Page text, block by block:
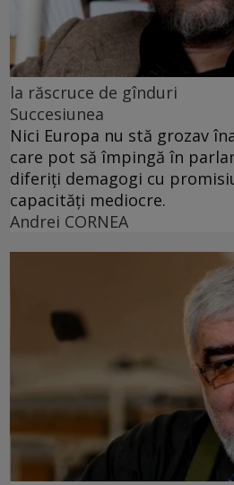
la răscruce de gînduri
Succesiunea
Nici Europa nu stă grozav
care pot să împingă în
diferiți demagogi cu
capacități mediocre.
Andrei CORNEA